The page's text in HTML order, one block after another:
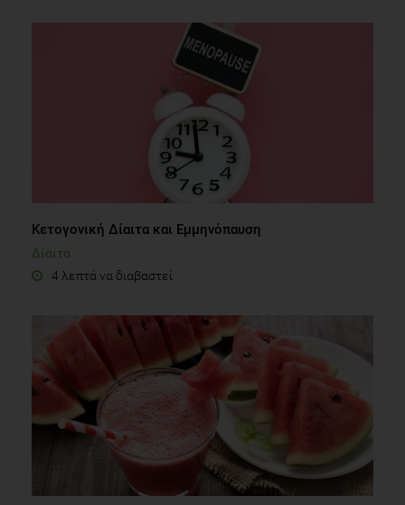
Κετογονική Δίαιτα και Εμμηνόπαυση
Δίαιτα
4 λεπτά να διαβαστεί